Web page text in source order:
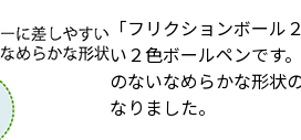
「フリクションボー
い２色ボールペンです
のないなめらかな形状
なりました。